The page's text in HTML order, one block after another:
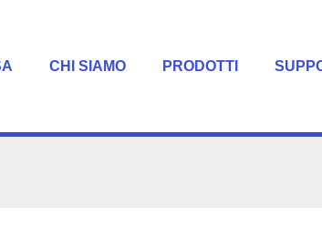
CHI SIAMO PRODOTTI